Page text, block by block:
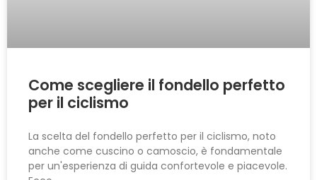
Come scegliere il fondello perfetto
per il ciclismo
La scelta del fondello perfetto per il ciclismo, noto
anche come cuscino o camoscio, è fondamentale
per un'esperienza di guida confortevole e piacevole.